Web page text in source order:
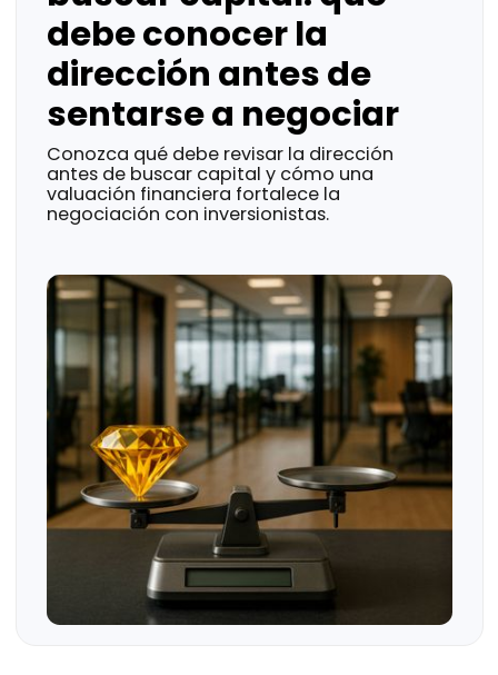
Valuar antes de
buscar capital: qué
debe conocer la
dirección antes de
sentarse a negociar
antes de buscar capital y cómo una
valuación financiera fortalece la
negociación con inversionistas.